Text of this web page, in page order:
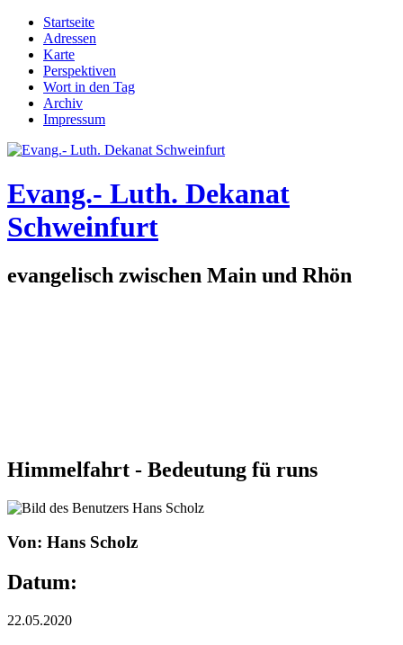
Direkt zum Inhalt
Hauptmenü
Startseite
Adressen
Karte
Perspektiven
Wort in den Tag
Archiv
Impressum
Evang.- Luth. Dekanat
Schweinfurt
evangelisch zwischen Main und Rhön
Himmelfahrt - Bedeutung fü runs
Von: Hans Scholz
Datum:
22.05.2020